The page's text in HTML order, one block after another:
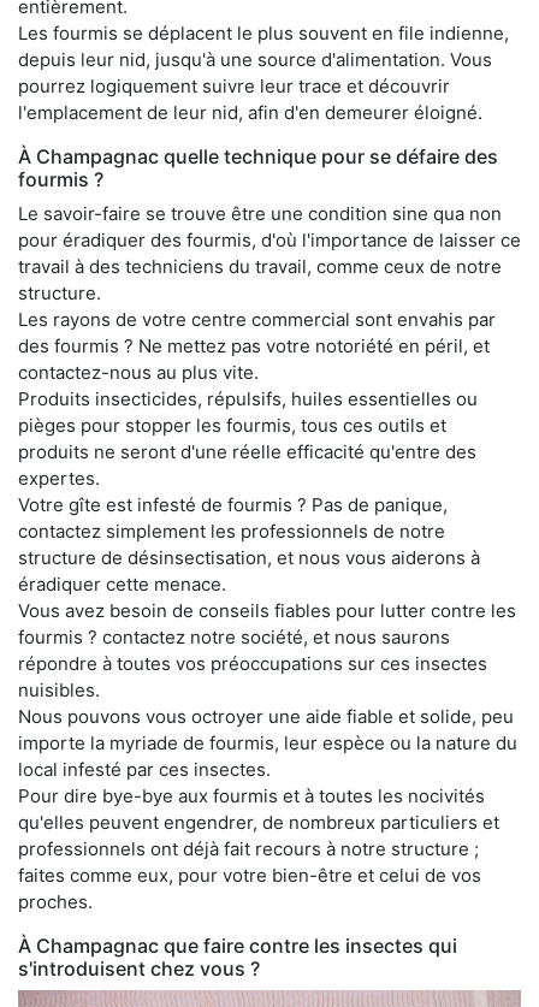
entièrement.
Les fourmis se déplacent le plus souvent en file indienne,
depuis leur nid, jusqu'à une source d'alimentation. Vous
pourrez logiquement suivre leur trace et découvrir
l'emplacement de leur nid, afin d'en demeurer éloigné.
À Champagnac quelle technique pour se défaire des
fourmis ?
Le savoir-faire se trouve être une condition sine qua non
pour éradiquer des fourmis, d'où l'importance de laisser ce
travail à des techniciens du travail, comme ceux de notre
structure.
Les rayons de votre centre commercial sont envahis par
des fourmis ? Ne mettez pas votre notoriété en péril, et
contactez-nous au plus vite.
Produits insecticides, répulsifs, huiles essentielles ou
pièges pour stopper les fourmis, tous ces outils et
produits ne seront d'une réelle efficacité qu'entre des
expertes.
Votre gîte est infesté de fourmis ? Pas de panique,
contactez simplement les professionnels de notre
structure de désinsectisation, et nous vous aiderons à
éradiquer cette menace.
Vous avez besoin de conseils fiables pour lutter contre les
fourmis ? contactez notre société, et nous saurons
répondre à toutes vos préoccupations sur ces insectes
nuisibles.
Nous pouvons vous octroyer une aide fiable et solide, peu
importe la myriade de fourmis, leur espèce ou la nature du
local infesté par ces insectes.
Pour dire bye-bye aux fourmis et à toutes les nocivités
qu'elles peuvent engendrer, de nombreux particuliers et
professionnels ont déjà fait recours à notre structure ;
faites comme eux, pour votre bien-être et celui de vos
proches.
À Champagnac que faire contre les insectes qui
s'introduisent chez vous ?